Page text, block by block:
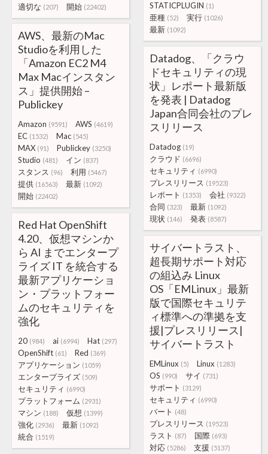
適切な (207) 開始 (22402) STATICPLUGIN (1)
亜種 (52) 実行 (1026)
最新 (1092)
AWS、最新のMac
Studioを利用した
「Amazon EC2 M4
Max Macインスタン
ス」提供開始 –
Publickey
Amazon (9591) AWS (4619)
EC (1532) Mac (545)
MAX (91) Publickey (3250)
Studio (481) イン (837)
スタンス (96) 利用 (5467)
提供 (16563) 最新 (1092)
開始 (22402)
Datadog、「クラウ
ドセキュリティの現
状」レポート最新版
を発表 | Datadog
Japan合同会社のプレ
スリリース
Datadog (19)
クラウド (6696)
セキュリティ (6990)
プレスリリース (19523)
レポート (1353) 会社 (9322)
合同 (323) 最新 (1092)
現状 (146) 発表 (8587)
Red Hat OpenShift
4.20、仮想マシンか
ら AI までエンタープ
ライズ IT を統合する
最新アプリケーショ
ン・プラットフォー
ムのセキュリティを
強化
20 (984) ai (6994) Hat (297)
OpenShift (61) Red (369)
アプリケーション (1059)
エンタープライズ (509)
セキュリティ (6990)
プラットフォーム (2931)
マシン (188) 仮想 (1399)
強化 (2936) 最新 (1092)
統合 (1519)
サイバートラスト、
超長期サポート対応
の組込み Linux
OS「EMLinux」最新
版で国際セキュリテ
ィ標準への準拠を支
援|プレスリリース|
サイバートラスト
EMLinux (5) Linux (1283)
OS (990) サイ (731)
サポート (3129)
セキュリティ (6990)
バート (48)
プレスリリース (19523)
ラスト (87) 国際 (693)
対応 (5286) 支援 (5137)